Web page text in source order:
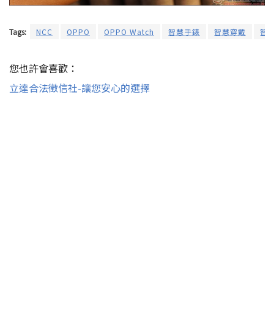
Tags: NCC OPPO OPPO Watch 智慧手錶 智慧穿戴 智
您也許會喜歡：
立達合法徵信社-讓您安心的選擇